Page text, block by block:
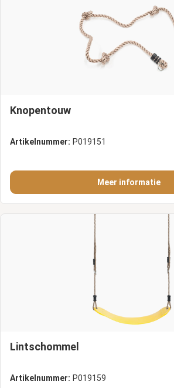
Knopentouw
Artikelnummer: P019151
Meer informatie
Lintschommel
Artikelnummer: P019159